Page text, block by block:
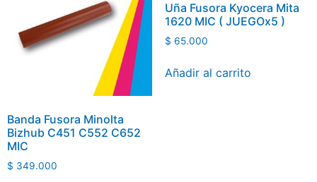
Banda Fusora Minolta
Bizhub C451 C552 C652
MIC
$ 349.000
Uña Fusora Kyocera Mita
1620 MIC ( JUEGOx5 )
$ 65.000
Añadir al carrito